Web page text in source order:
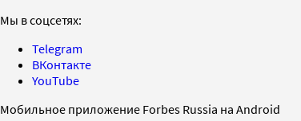
Мы в соцсетях:
Telegram
ВКонтакте
YouTube
Мобильное приложение Forbes Russia на Android